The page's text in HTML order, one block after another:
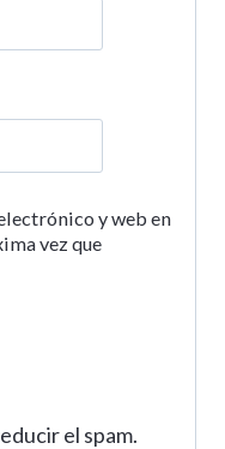
y web en
vez que
el spam.